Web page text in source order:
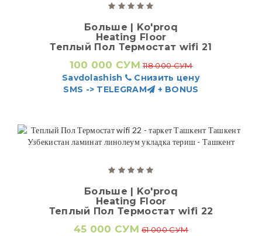
Больше | Ko'proq
Heating Floor
Теплый Пол Термостат wifi 21
100 000 СУМ 118 000 СУМ
Savdolashish
Снизить цену
SMS -> TELEGRAM
+ BONUS
Больше | Ko'proq
Heating Floor
Теплый Пол Термостат wifi 22
45 000 СУМ 61 000 СУМ